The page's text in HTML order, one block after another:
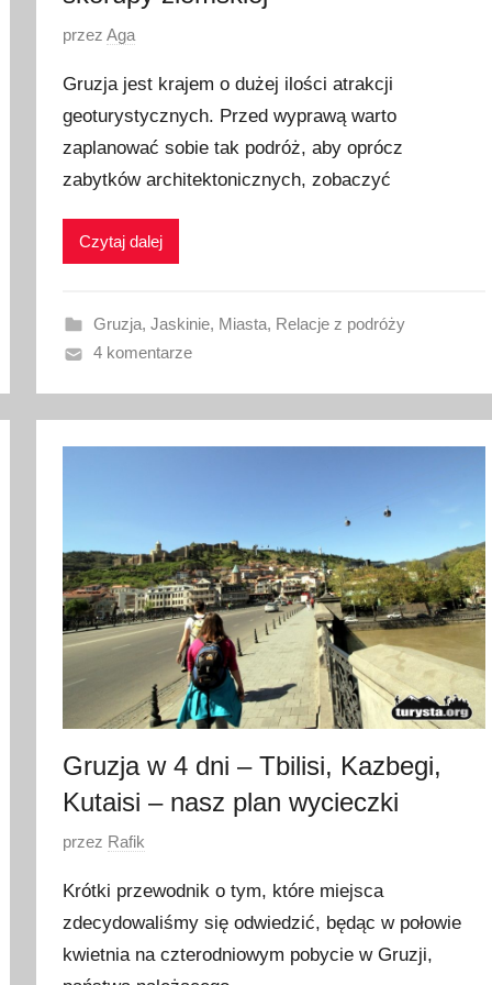
O
u
b
l
i
w
n
o
2
0
1
7
przezAga
Gruzja jest krajem o dużej ilości atrakcji
geoturystycznych. Przed wyprawą warto
zaplanować sobie tak podróż, aby oprócz
zabytków architektonicznych, zobaczyć
Czytaj dalej
Gruzja, Jaskinie, Miasta, Relacje z podróży
4 komentarze
Gruzja w 4 dni – Tbilisi, Kazbegi,
Kutaisi – nasz plan wycieczki
O
u
b
l
przez Rafik
Krótki przewodnik o tym, które miejsca
zdecydowaliśmy się odwiedzić, będąc w połowie
kwietnia na czterodniowym pobycie w Gruzji,